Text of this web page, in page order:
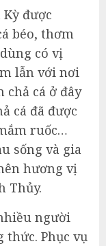
được
béo, thơm
có vị
lẫn với nơi
chả cá ở đây
cá đã được
ruốc…
sống và gia
hương vị
Thủy.
người
thức. Phục vụ